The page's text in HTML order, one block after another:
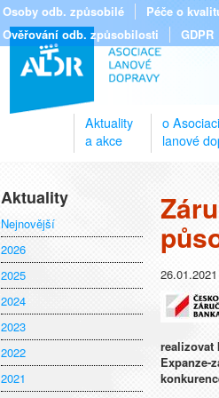
Osoby odb. způsobilé
Péče o
Ověřování odb. způsobilosti
GDPR
Aktuality
a akce
o Asociaci
lanové
Aktuality
Nejnovější
2026
2025
2024
2023
2022
2021
26.01.2021
realizovat
Expanze-